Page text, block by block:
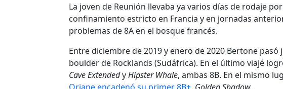
La joven de Reunión llevaba ya varios días de rodaje
confinamiento estricto en Francia y en jornadas
problemas de 8A en el bosque francés.
Entre diciembre de 2019 y enero de 2020 Bertone
boulder de Rocklands (Sudáfrica). En el último viajé
Cave ExtendedyHipster Whale, ambas 8B. En el mismo